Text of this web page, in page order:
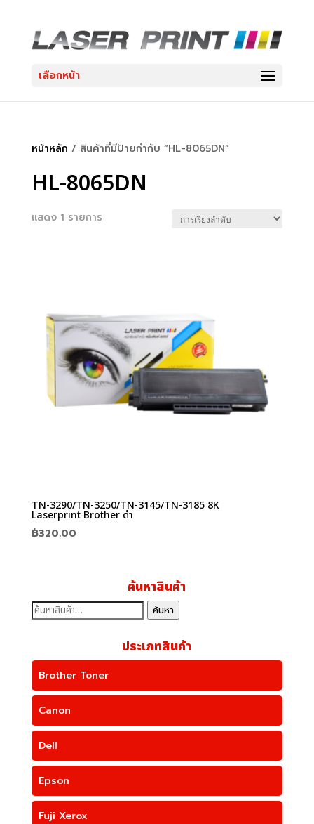
เลือกหน้า
หน้าหลัก / สินค้าที่มีป้ายกำกับ “HL-8065DN”
HL-8065DN
แสดง 1 รายการ
TN-3290/TN-3250/TN-3145/TN-3185 8K
Laserprint Brother ดำ
฿320.00
ค้นหาสินค้า
ค้นหา: ค้นหา
ประเภทสินค้า
Brother Toner
Canon
Dell
Epson
Fuji Xerox